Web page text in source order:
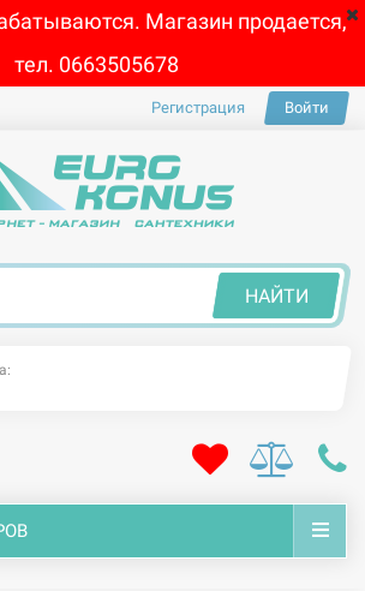
Магазин продается,
тел. 0663505678
Регистрация Войти
НАЙТИ